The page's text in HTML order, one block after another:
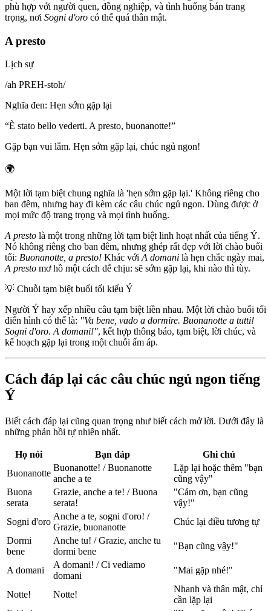
phù hợp với người quen, đồng nghiệp, và tình huống bán trang
trọng, nơi Sogni d'oro có thể quá thân mật.
A presto
Lịch sự
/ah PREH-stoh/
Nghĩa đen: Hẹn sớm gặp lại
“È stato bello vederti. A presto, buonanotte!”
Gặp bạn vui lắm. Hẹn sớm gặp lại, chúc ngủ ngon!
🌍
Một lời tạm biệt chung nghĩa là 'hẹn sớm gặp lại.' Không riêng cho
ban đêm, nhưng hay đi kèm các câu chúc ngủ ngon. Dùng được ở
mọi mức độ trang trọng và mọi tình huống.
A presto là một trong những lời tạm biệt linh hoạt nhất của tiếng Ý.
Nó không riêng cho ban đêm, nhưng ghép rất đẹp với lời chào buổi
tối: Buonanotte, a presto! Khác với A domani là hẹn chắc ngày mai,
A presto mơ hồ một cách dễ chịu: sẽ sớm gặp lại, khi nào thì tùy.
💡 Chuỗi tạm biệt buổi tối kiểu Ý
Người Ý hay xếp nhiều câu tạm biệt liền nhau. Một lời chào buổi tối
điển hình có thể là: "Va bene, vado a dormire. Buonanotte a tutti!
Sogni d'oro. A domani!", kết hợp thông báo, tạm biệt, lời chúc, và
kế hoạch gặp lại trong một chuỗi ấm áp.
Cách đáp lại các câu chúc ngủ ngon tiếng
Ý
Biết cách đáp lại cũng quan trọng như biết cách mở lời. Dưới đây là
những phản hồi tự nhiên nhất.
Họ nói Bạn đáp
Ghi chú
Buonanotte
Buonanotte! / Buonanotte
anche a te
Lặp lại hoặc thêm "bạn
cũng vậy"
Buona
serata
Grazie, anche a te! / Buona
serata!
"Cảm ơn, bạn cũng
vậy!"
Sogni d'oro
Anche a te, sogni d'oro! /
Grazie, buonanotte
Chúc lại điều tương tự
Dormi
bene
Anche tu! / Grazie, anche tu
dormi bene
"Bạn cũng vậy!"
A domani
A domani! / Ci vediamo
domani
"Mai gặp nhé!"
Notte! Notte!
Nhanh và thân mật, chỉ
cần lặp lại